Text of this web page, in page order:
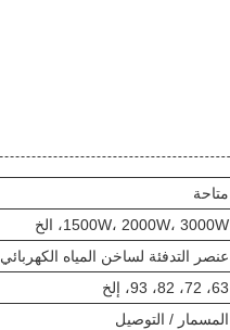
متاحة
1500W، 2000W، 3000W، الخ
عنصر التدفئة لساخن المياه الكهربائي
63، 72، 82، 93، إلخ
المسمار / التوصيل